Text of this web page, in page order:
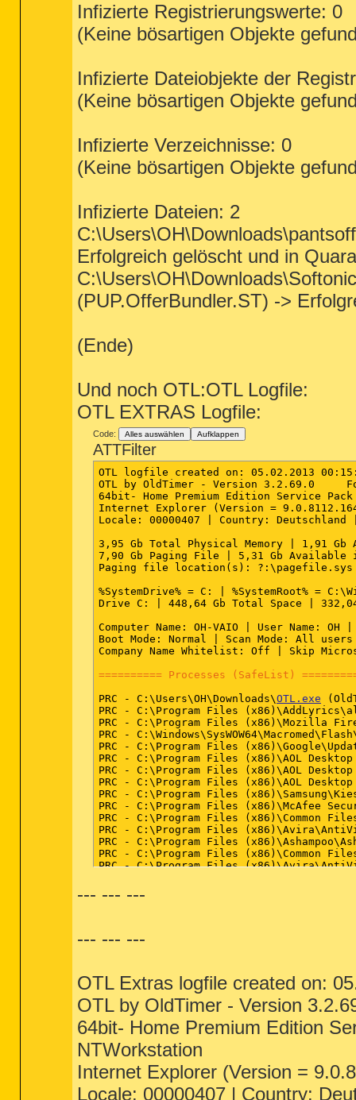
Infizierte Registrierungswerte: 0
(Keine bösartigen Objekte
Infizierte Dateiobjekte der
(Keine bösartigen Objekte
Infizierte Verzeichnisse: 0
(Keine bösartigen Objekte
Infizierte Dateien: 2
Erfolgreich gelöscht und in
(PUP.OfferBundler.ST) ->
(Ende)
Und noch OTL:OTL Logfile:
OTL EXTRAS Logfile:
Code: Alles auswählen Aufklappen
ATTFilter
OTL logfile created on: 05.02.2013
OTL by OldTimer - Version 3.2.69.0
64bit- Home Premium Edition Service
Internet Explorer (Version =
Locale: 00000407 | Country: Deutschland
3,95 Gb Total Physical Memory | 1,91 Gb
7,90 Gb Paging File | 5,31 Gb
Paging file location(s):
%SystemDrive% = C: | %SystemRoot% =
Drive C: | 448,64 Gb Total Space |
Computer Name: OH-VAIO | User Name:
Boot Mode: Normal | Scan Mode: All
Company Name Whitelist: Off | Skip
========== Processes (SafeList)
PRC - C:\Users\OH\Downloads\OTL.exe
PRC - C:\Program Files
PRC - C:\Program Files (x86)\Mozilla
PRC -
PRC - C:\Program Files
PRC - C:\Program Files (x86)\AOL
PRC - C:\Program Files (x86)\AOL
PRC - C:\Program Files (x86)\AOL
PRC - C:\Program Files
PRC - C:\Program Files (x86)\McAfee
PRC - C:\Program Files (x86)\Common
PRC - C:\Program Files
PRC - C:\Program Files
PRC - C:\Program Files (x86)\Common
PRC - C:\Program Files
PRC - C:\Program Files
PRC - C:\Program Files
PRC - C:\Program Files
PRC - C:\Program Files
PRC - C:\Program Files (x86)\T-
PRC - C:\Program Files (x86)\Bluetooth
PRC - C:\Program Files (x86)\Sony\VAIO
PRC - C:\Program Files (x86)\Sony\VAIO
PRC - C:\Program Files
PRC - C:\Program Files
PRC - C:\Program Files (x86)\Sony\ISB
--- --- ---
--- --- ---
OTL Extras logfile created on:
OTL by OldTimer - Version
64bit- Home Premium Edition
NTWorkstation
Internet Explorer (Version =
Locale: 00000407 | Country: